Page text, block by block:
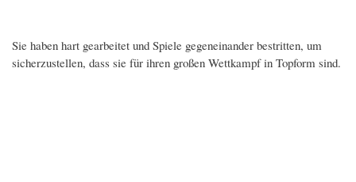
Sie haben hart gearbeitet und Spiele gegeneinander bestritten, um
sicherzustellen, dass sie für ihren großen Wettkampf in Topform sind.